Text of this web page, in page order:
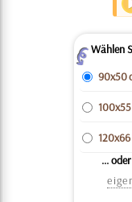
ZWählen
90x50
...